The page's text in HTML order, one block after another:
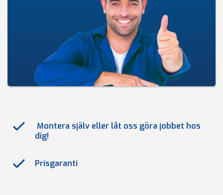
Montera själv eller låt oss göra jobbet hos
dig!
Prisgaranti